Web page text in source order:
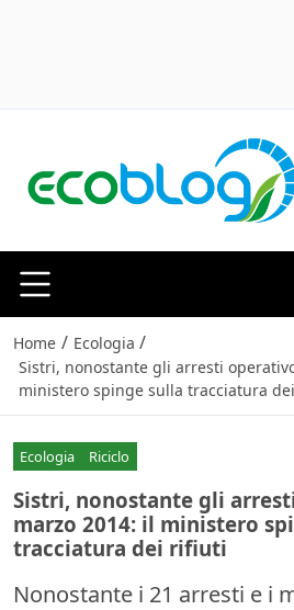
Home / Ecologia /
Sistri, nonostante gli arresti
ministero spinge sulla tracciatura
Ecologia Riciclo
Sistri, nonostante gli
marzo 2014: il ministero
tracciatura dei rifiuti
Nonostante i 21 arresti e i